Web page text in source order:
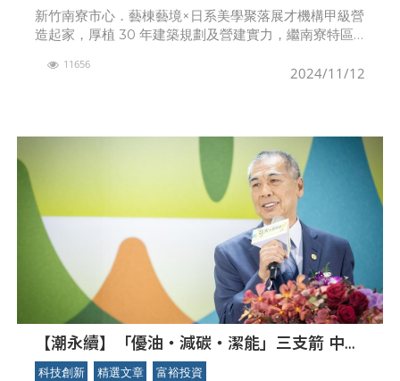
新竹南寮市心．藝棟藝境×日系美學聚落展才機構甲級營
造起家，厚植 30 年建築規劃及營建實力，繼南寮特區
居」全面升級雙戶型美學聚落，延續
2024/11/12
11656
【潮永續】「優油‧減碳‧潔能」三支箭 中油
如何綠色轉型、前瞻部署？
科技創新 精選文章 富裕投資